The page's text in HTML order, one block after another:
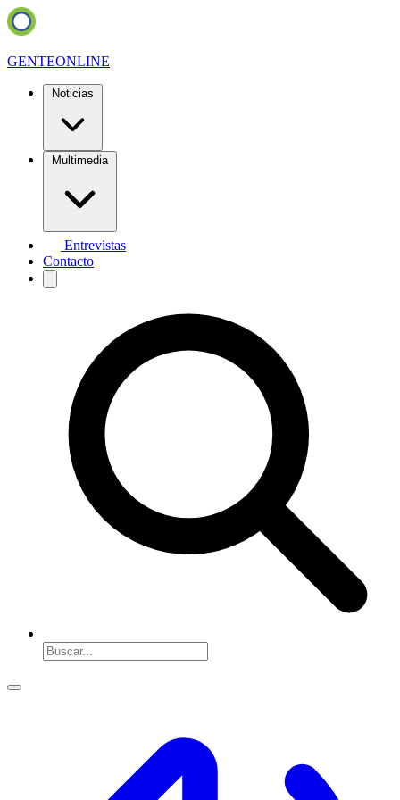
GENTEONLINE
Noticias
Multimedia
Entrevistas
Contacto